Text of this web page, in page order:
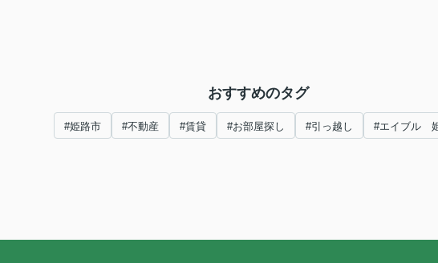
おすすめのタグ
#姫路市 #不動産 #賃貸 #お部屋探し #引っ越し #エイブル